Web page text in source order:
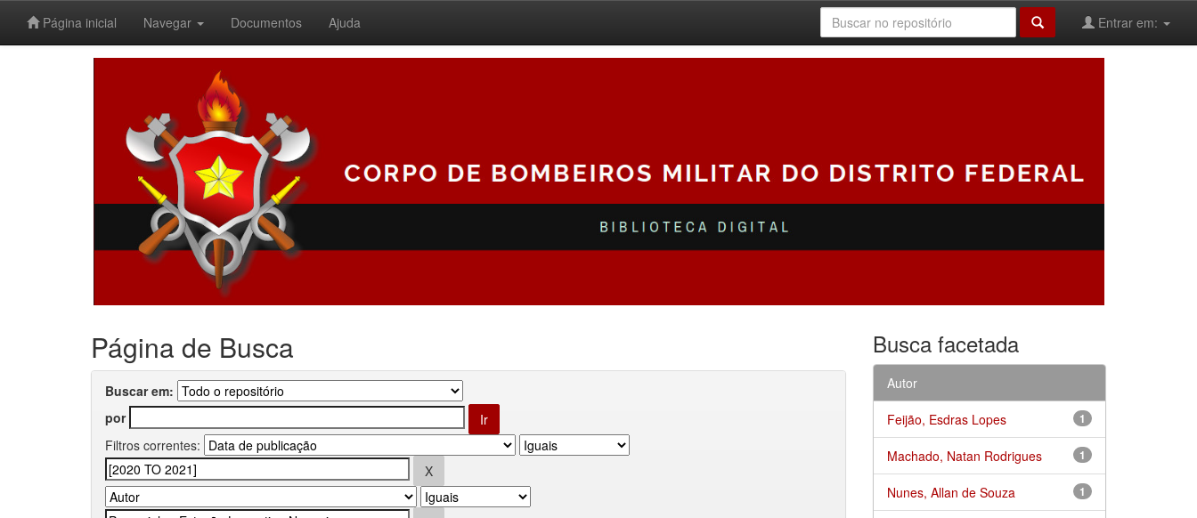
Página inicial Navegar Documentos Ajuda Entrar em:
Página de Busca
Buscar em:
por
Filtros correntes:
Busca facetada
Autor
1
Feijão, Esdras Lopes
1
Machado, Natan Rodrigues
1
Nunes, Allan de Souza